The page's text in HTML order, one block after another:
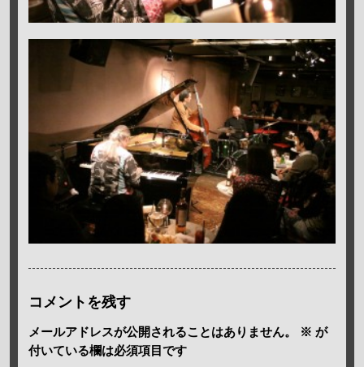
コメントを残す
メールアドレスが公開されることはありません。 ※ が
付いている欄は必須項目です